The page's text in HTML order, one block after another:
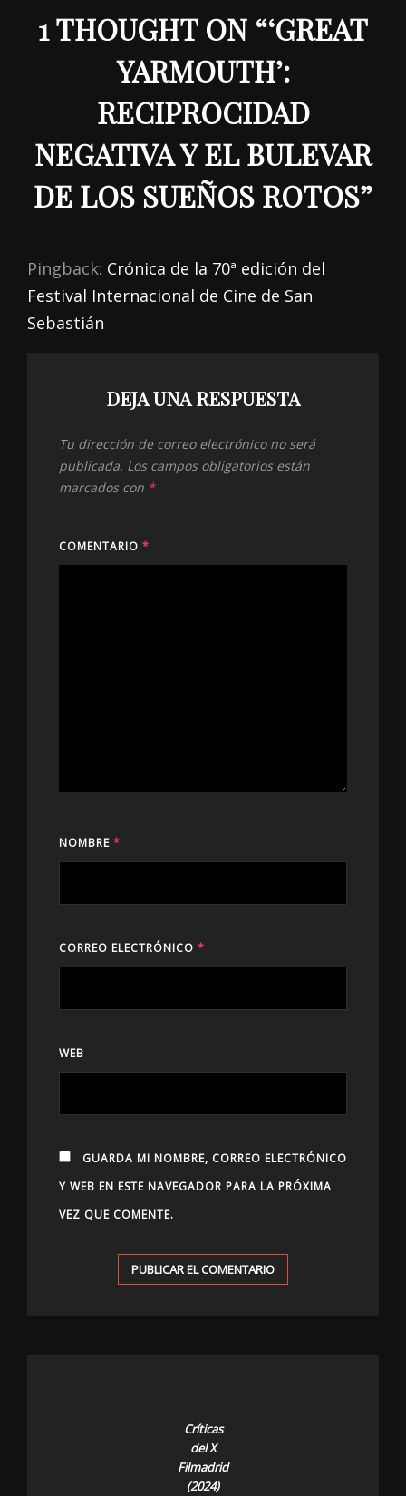
1 THOUGHT ON “‘GREAT
YARMOUTH’:
RECIPROCIDAD
NEGATIVA Y EL BULEVAR
DE LOS SUEÑOS ROTOS”
Pingback: Crónica de la 70ª edición del
Festival Internacional de Cine de San
Sebastián
DEJA UNA RESPUESTA
Tu dirección de correo electrónico no será
publicada. Los campos obligatorios están
marcados con *
COMENTARIO *
NOMBRE *
CORREO ELECTRÓNICO *
WEB
GUARDA MI NOMBRE, CORREO ELECTRÓNICO
Y WEB EN ESTE NAVEGADOR PARA LA PRÓXIMA
VEZ QUE COMENTE.
Críticas
del X
Filmadrid
(2024)